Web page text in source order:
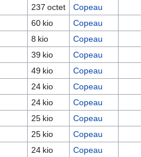
237 octet Copeau
60 kio Copeau
8 kio Copeau
39 kio Copeau
49 kio Copeau
24 kio Copeau
24 kio Copeau
25 kio Copeau
25 kio Copeau
24 kio Copeau